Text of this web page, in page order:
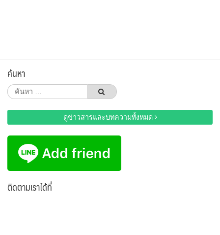
ค้นหา
ค้นหา
สำหรับ:
ดูข่าวสารและบทความทั้งหมด
ติดตามเราได้ที่